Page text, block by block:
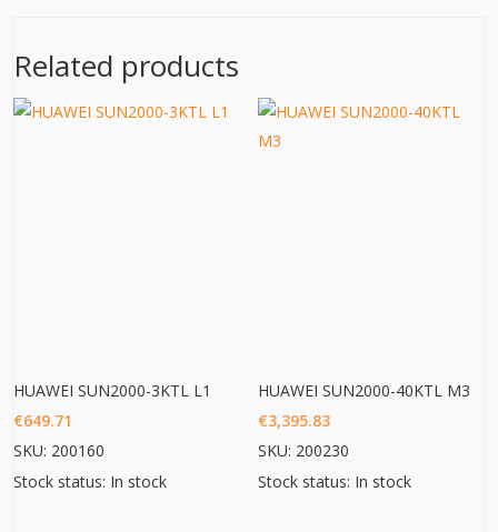
Related products
HUAWEI SUN2000-3KTL L1
€649.71
SKU: 200160
Stock status: In stock
HUAWEI SUN2000-40KTL M3
€3,395.83
SKU: 200230
Stock status: In stock